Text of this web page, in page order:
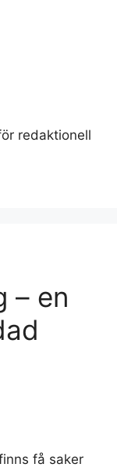
redaktionell
– en
få saker